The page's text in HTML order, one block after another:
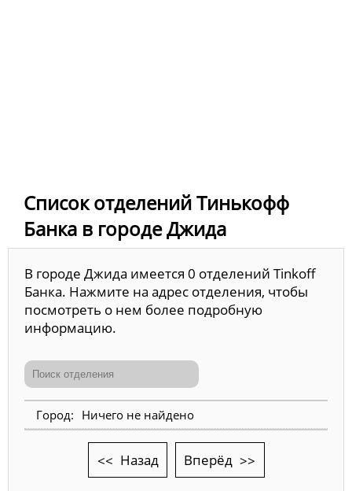
Список отделений Тинькофф
Банка в городе Джида
В городе Джида имеется 0 отделений Tinkoff
Банка. Нажмите на адрес отделения, чтобы
посмотреть о нем более подробную
информацию.
Ничего не найдено
Назад Вперёд